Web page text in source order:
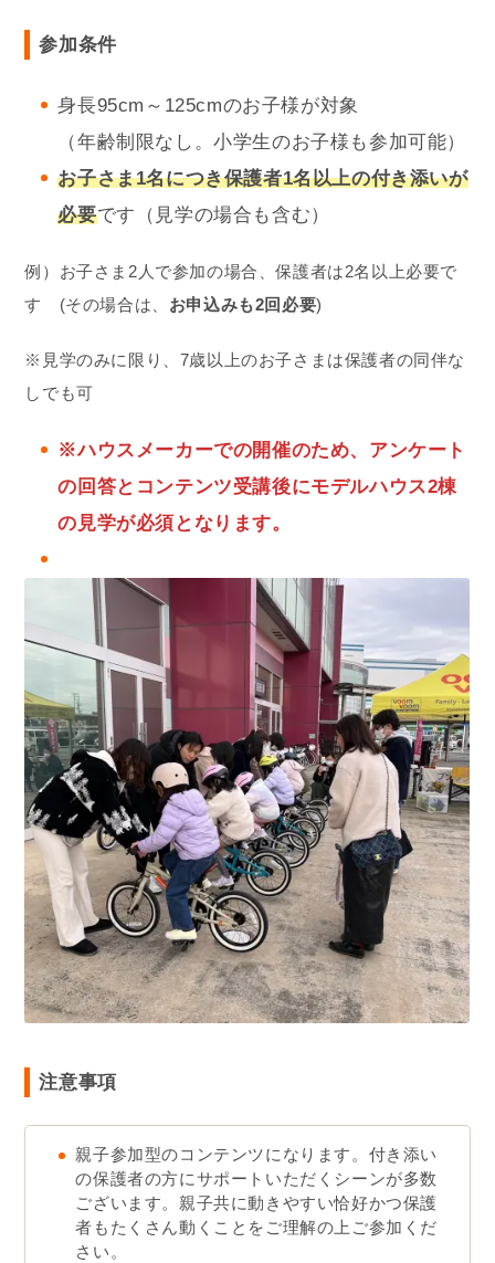
参加条件
身長95cm～125cmのお子様が対象
（年齢制限なし。小学生のお子様も参加可能）
お子さま1名につき保護者1名以上の付き添いが
必要です（見学の場合も含む）
例）お子さま2人で参加の場合、保護者は2名以上必要で
す (その場合は、 お申込みも2回必要)
※見学のみに限り、7歳以上のお子さまは保護者の同伴な
しでも可
※ハウスメーカーでの開催のため、 アンケート
の回答と コンテンツ受講後にモデルハウス2棟
の見学が必須となります。
注意事項
親子参加型のコンテンツになります。付き添い
の保護者の方にサポートいただくシーンが多数
ございます。親子共に動きやすい恰好かつ保護
者もたくさん動くことをご理解の上ご参加くだ
さい。